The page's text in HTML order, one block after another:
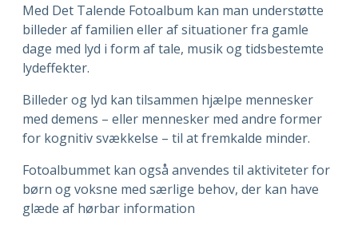
Med Det Talende Fotoalbum kan man understøtte
billeder af familien eller af situationer fra gamle
dage med lyd i form af tale, musik og tidsbestemte
lydeffekter.
Billeder og lyd kan tilsammen hjælpe mennesker
med demens – eller mennesker med andre former
for kognitiv svækkelse – til at fremkalde minder.
Fotoalbummet kan også anvendes til aktiviteter for
børn og voksne med særlige behov, der kan have
glæde af hørbar information